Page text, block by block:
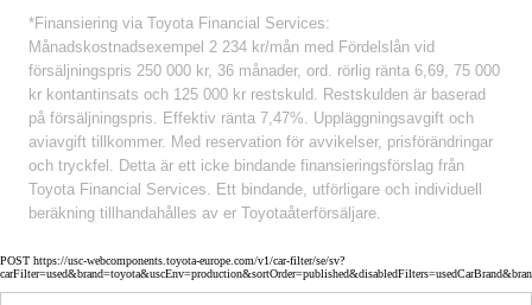
*Finansiering via Toyota Financial Services:
Månadskostnadsexempel 2 234 kr/mån med Fördelslån vid
försäljningspris 250 000 kr, 36 månader, ord. rörlig ränta 6,69, 75 000
kr kontantinsats och 125 000 kr restskuld. Restskulden är baserad
på försäljningspris. Effektiv ränta 7,47%. Uppläggningsavgift och
aviavgift tillkommer. Med reservation för avvikelser, prisförändringar
och tryckfel. Detta är ett icke bindande finansieringsförslag från
Toyota Financial Services. Ett bindande, utförligare och individuell
beräkning tillhandahålles av er Toyotaåterförsäljare.
POST https://usc-webcomponents.toyota-europe.com/v1/car-filter/se/sv?